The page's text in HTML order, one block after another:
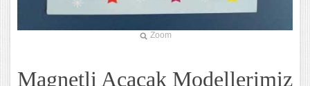
Zoom
Magnetli Açacak Modellerimiz